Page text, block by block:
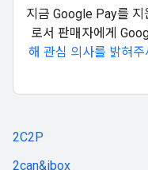
지금 Google Pay를
로서 판매자에게
해 관심 의사를 밝혀주
2C2P
2can&ibox